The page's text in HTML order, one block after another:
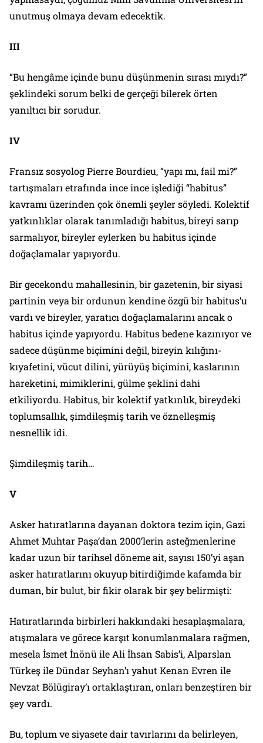
unutmuş olmaya devam edecektik.
III
“Bu hengâme içinde bunu düşünmenin sırası mıydı?”
şeklindeki sorum belki de gerçeği bilerek örten
yanıltıcı bir sorudur.
IV
Fransız sosyolog Pierre Bourdieu, “yapı mı, fail mi?”
tartışmaları etrafında ince ince işlediği “habitus”
kavramı üzerinden çok önemli şeyler söyledi. Kolektif
yatkınlıklar olarak tanımladığı habitus, bireyi sarıp
sarmalıyor, bireyler eylerken bu habitus içinde
doğaçlamalar yapıyordu.
Bir gecekondu mahallesinin, bir gazetenin, bir siyasi
partinin veya bir ordunun kendine özgü bir habitus’u
vardı ve bireyler, yaratıcı doğaçlamalarını ancak o
habitus içinde yapıyordu. Habitus bedene kazınıyor ve
sadece düşünme biçimini değil, bireyin kılığını-
kıyafetini, vücut dilini, yürüyüş biçimini, kaslarının
hareketini, mimiklerini, gülme şeklini dahi
etkiliyordu. Habitus, bir kolektif yatkınlık, bireydeki
toplumsallık, şimdileşmiş tarih ve öznelleşmiş
nesnellik idi.
Şimdileşmiş tarih…
V
Asker hatıratlarına dayanan doktora tezim için, Gazi
Ahmet Muhtar Paşa’dan 2000’lerin asteğmenlerine
kadar uzun bir tarihsel döneme ait, sayısı 150’yi aşan
asker hatıratlarını okuyup bitirdiğimde kafamda bir
duman, bir bulut, bir fikir olarak bir şey belirmişti:
Hatıratlarında birbirleri hakkın­daki hesaplaşmalara,
atışmalara ve görece karşıt konumlanmalara rağmen,
mesela İsmet İnönü ile Ali İhsan Sabis’i, Alparslan
Türkeş ile Dündar Seyhan’ı yahut Kenan Evren ile
Nevzat Bölügiray’ı ortaklaştıran, onları benzeştiren bir
şey vardı.
Bu, toplum ve si­yasete dair tavırlarını da belirleyen,